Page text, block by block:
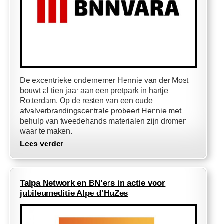
De excentrieke ondernemer Hennie van der Most
bouwt al tien jaar aan een pretpark in hartje
Rotterdam. Op de resten van een oude
afvalverbrandingscentrale probeert Hennie met
behulp van tweedehands materialen zijn dromen
waar te maken.
Lees verder
Talpa Network en BN’ers in actie voor
jubileumeditie Alpe d’HuZes